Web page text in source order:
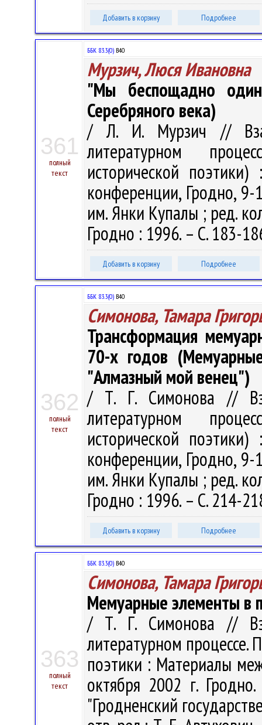
Добавить в корзину Подробнее
361
полный
текст
ББК 83.3(0) В40
Мурзич, Люся Ивановна
"Мы беспощадно
Серебряного века)
/ Л. И. Мурзич //
литературном
исторической
конференции, Гродно, 9-
им. Янки Купалы ; ред.
Гродно : 1996. – С. 183-
Добавить в корзину Подробнее
362
полный
текст
ББК 83.3(0) В40
Симонова, Тамара
Трансформация
70-х годов
"Алмазный мой венец")
/ Т. Г. Симонова //
литературном
исторической
конференции, Гродно, 9-
им. Янки Купалы ; ред.
Гродно : 1996. – С. 214-
Добавить в корзину Подробнее
363
полный
текст
ББК 83.3(0) В40
Симонова, Тамара
Мемуарные элементы в
/ Т. Г. Симонова //
литературном процессе.
поэтики : Материалы
октября 2002 г.
"Гродненский